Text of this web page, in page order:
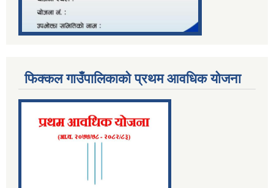
फिक्कल गाउँपालिकाको प्रथम आवधिक योजना